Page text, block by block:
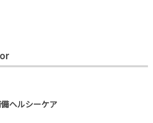
ヘルシーケア